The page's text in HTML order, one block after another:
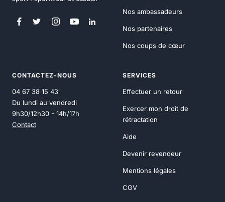
Nos ambassadeurs
Nos partenaires
Nos coups de cœur
CONTACTEZ-NOUS
04 67 38 15 43
Du lundi au vendredi
9h30/12h30 - 14h/17h
Contact
SERVICES
Effectuer un retour
Exercer mon droit de
rétractation
Aide
Devenir revendeur
Mentions légales
CGV